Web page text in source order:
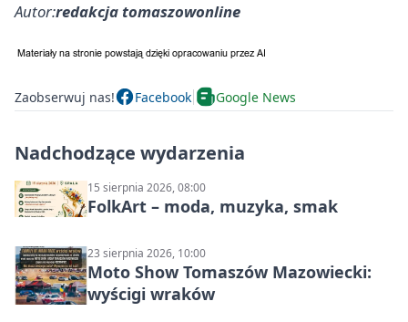
Autor:redakcja tomaszowonline
Zaobserwuj nas! Facebook Google News
Nadchodzące wydarzenia
15 sierpnia 2026, 08:00
FolkArt – moda, muzyka, smak
23 sierpnia 2026, 10:00
Moto Show Tomaszów Mazowiecki:
wyścigi wraków